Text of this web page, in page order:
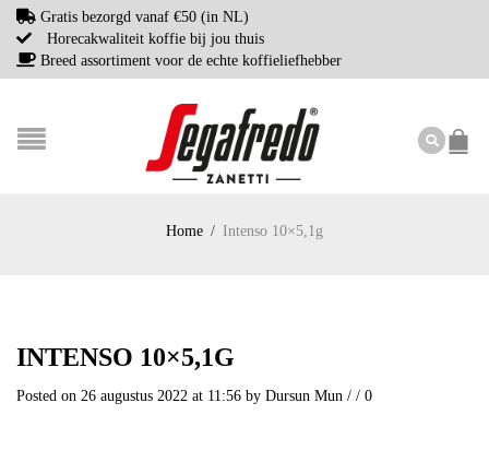
Gratis bezorgd vanaf €50 (in NL)
Horecakwaliteit koffie bij jou thuis
Breed assortiment voor de echte koffieliefhebber
Home / Intenso 10×5,1g
INTENSO 10×5,1G
Posted on 26 augustus 2022 at 11:56 by Dursun Mun / / 0